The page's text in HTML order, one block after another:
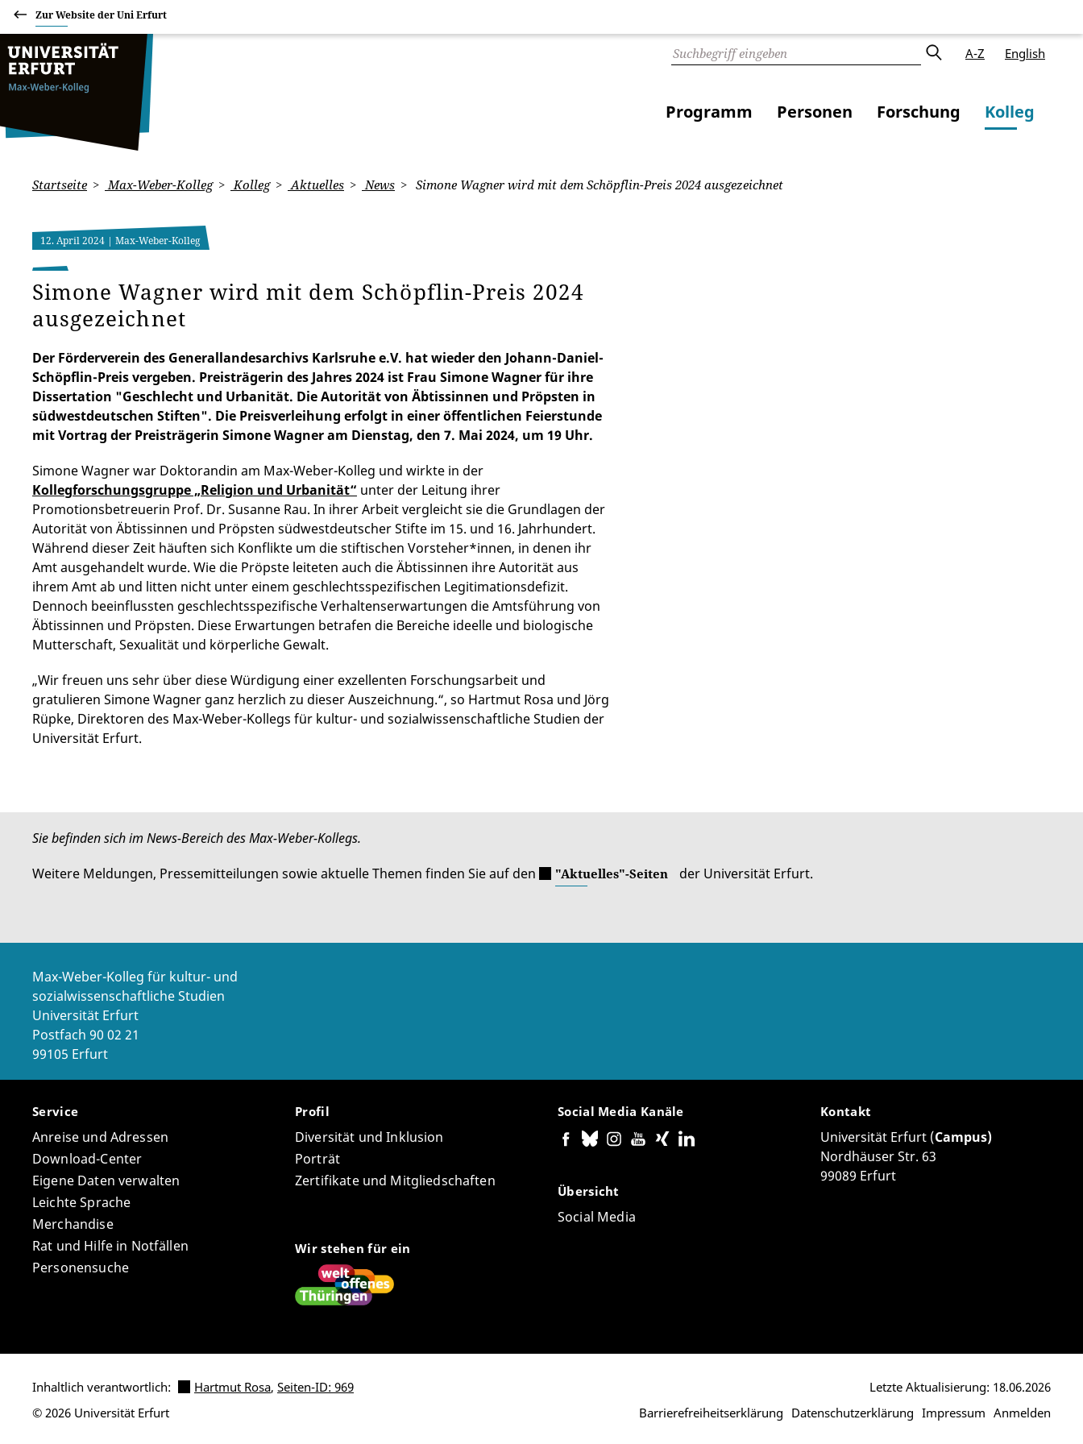
Zur Website der Uni Erfurt
A-Z English
Programm Personen Forschung Kolleg
Startseite Max-Weber-Kolleg Kolleg Aktuelles News Simone Wagner wird mit dem Schöpflin-Preis 2024 ausgezeichnet
12. April 2024 | Max-Weber-Kolleg
Simone Wagner wird mit dem Schöpflin-Preis 2024
ausgezeichnet
Der Förderverein des Generallandesarchivs Karlsruhe e.V. hat wieder den Johann-Daniel-
Schöpflin-Preis vergeben. Preisträgerin des Jahres 2024 ist Frau Simone Wagner für ihre
Dissertation "Geschlecht und Urbanität. Die Autorität von Äbtissinnen und Pröpsten in
südwestdeutschen Stiften". Die Preisverleihung erfolgt in einer öffentlichen Feierstunde
mit Vortrag der Preisträgerin Simone Wagner am Dienstag, den 7. Mai 2024, um 19 Uhr.
Simone Wagner war Doktorandin am Max-Weber-Kolleg und wirkte in der
Kollegforschungsgruppe „Religion und Urbanität“ unter der Leitung ihrer
Promotionsbetreuerin Prof. Dr. Susanne Rau. In ihrer Arbeit vergleicht sie die Grundlagen der
Autorität von Äbtissinnen und Pröpsten südwestdeutscher Stifte im 15. und 16. Jahrhundert.
Während dieser Zeit häuften sich Konflikte um die stiftischen Vorsteher*innen, in denen ihr
Amt ausgehandelt wurde. Wie die Pröpste leiteten auch die Äbtissinnen ihre Autorität aus
ihrem Amt ab und litten nicht unter einem geschlechtsspezifischen Legitimationsdefizit.
Dennoch beeinflussten geschlechtsspezifische Verhaltenserwartungen die Amtsführung von
Äbtissinnen und Pröpsten. Diese Erwartungen betrafen die Bereiche ideelle und biologische
Mutterschaft, Sexualität und körperliche Gewalt.
„Wir freuen uns sehr über diese Würdigung einer exzellenten Forschungsarbeit und
gratulieren Simone Wagner ganz herzlich zu dieser Auszeichnung.“, so Hartmut Rosa und Jörg
Rüpke, Direktoren des Max-Weber-Kollegs für kultur- und sozialwissenschaftliche Studien der
Universität Erfurt.
Sie befinden sich im News-Bereich des Max-Weber-Kollegs.
Weitere Meldungen, Pressemitteilungen sowie aktuelle Themen finden Sie auf den
"Aktuelles"-Seiten der Universität Erfurt.
Max-Weber-Kolleg für kultur- und
sozialwissenschaftliche Studien
Universität Erfurt
Postfach 90 02 21
99105 Erfurt
Service
Anreise und Adressen
Download-Center
Eigene Daten verwalten
Leichte Sprache
Merchandise
Rat und Hilfe in Notfällen
Personensuche
Profil
Diversität und Inklusion
Porträt
Zertifikate und Mitgliedschaften
Wir stehen für ein
Social Media Kanäle
Übersicht
Social Media
Kontakt
Universität Erfurt (Campus)
Nordhäuser Str. 63
99089 Erfurt
Inhaltlich verantwortlich: Hartmut Rosa, Seiten-ID: 969
Barrierefreiheitserklärung Datenschutzerklärung Impressum Anmelden
Letzte Aktualisierung: 18.06.2026
© 2026 Universität Erfurt